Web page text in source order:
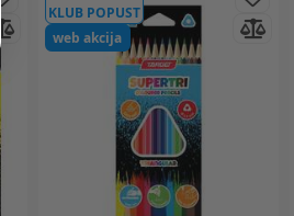
KLUB POPUST
web akcija